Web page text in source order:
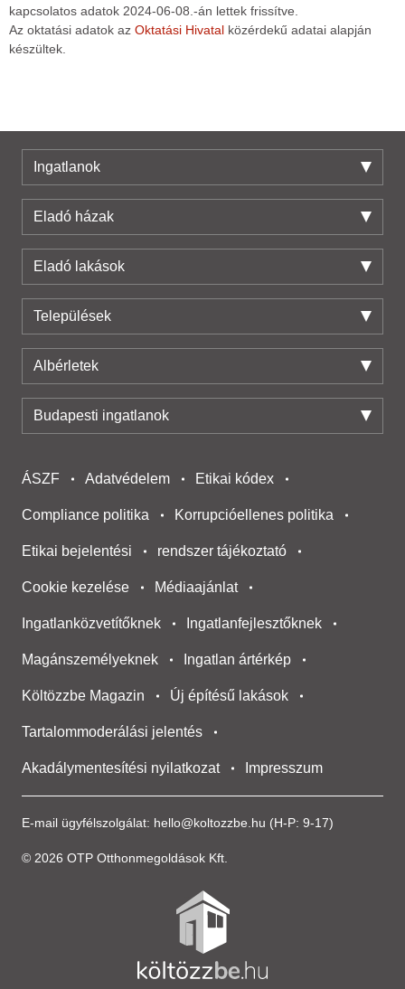
kapcsolatos adatok 2024-06-08.-án lettek frissítve.
Az oktatási adatok az Oktatási Hivatal közérdekű adatai alapján
készültek.
Ingatlanok
Eladó házak
Eladó lakások
Települések
Albérletek
Budapesti ingatlanok
E-mail ügyfélszolgálat: hello@koltozzbe.hu (H-P: 9-17)
© 2026 OTP Otthonmegoldások Kft.
ÁSZF Adatvédelem Etikai kódex
Compliance politika Korrupcióellenes politika
Etikai bejelentési rendszer tájékoztató
Cookie kezelése Médiaajánlat
Ingatlanközvetítőknek Ingatlanfejlesztőknek
Magánszemélyeknek Ingatlan ártérkép
Költözzbe Magazin Új építésű lakások
Tartalommoderálási jelentés
Akadálymentesítési nyilatkozat Impresszum